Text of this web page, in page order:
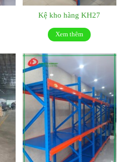
Kệ kho hàng KH27
Xem thêm